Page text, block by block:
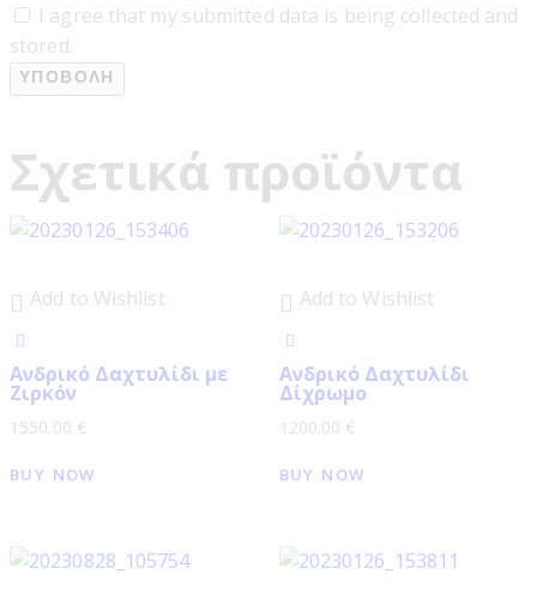
I agree that my submitted data is being collected and
stored.
Σχετικά προϊόντα
Add to Wishlist
Ανδρικό Δαχτυλίδι με
Ζιρκόν
1550.00 €
BUY NOW
Add to Wishlist
Ανδρικό Δαχτυλίδι
Δίχρωμο
1200.00 €
BUY NOW